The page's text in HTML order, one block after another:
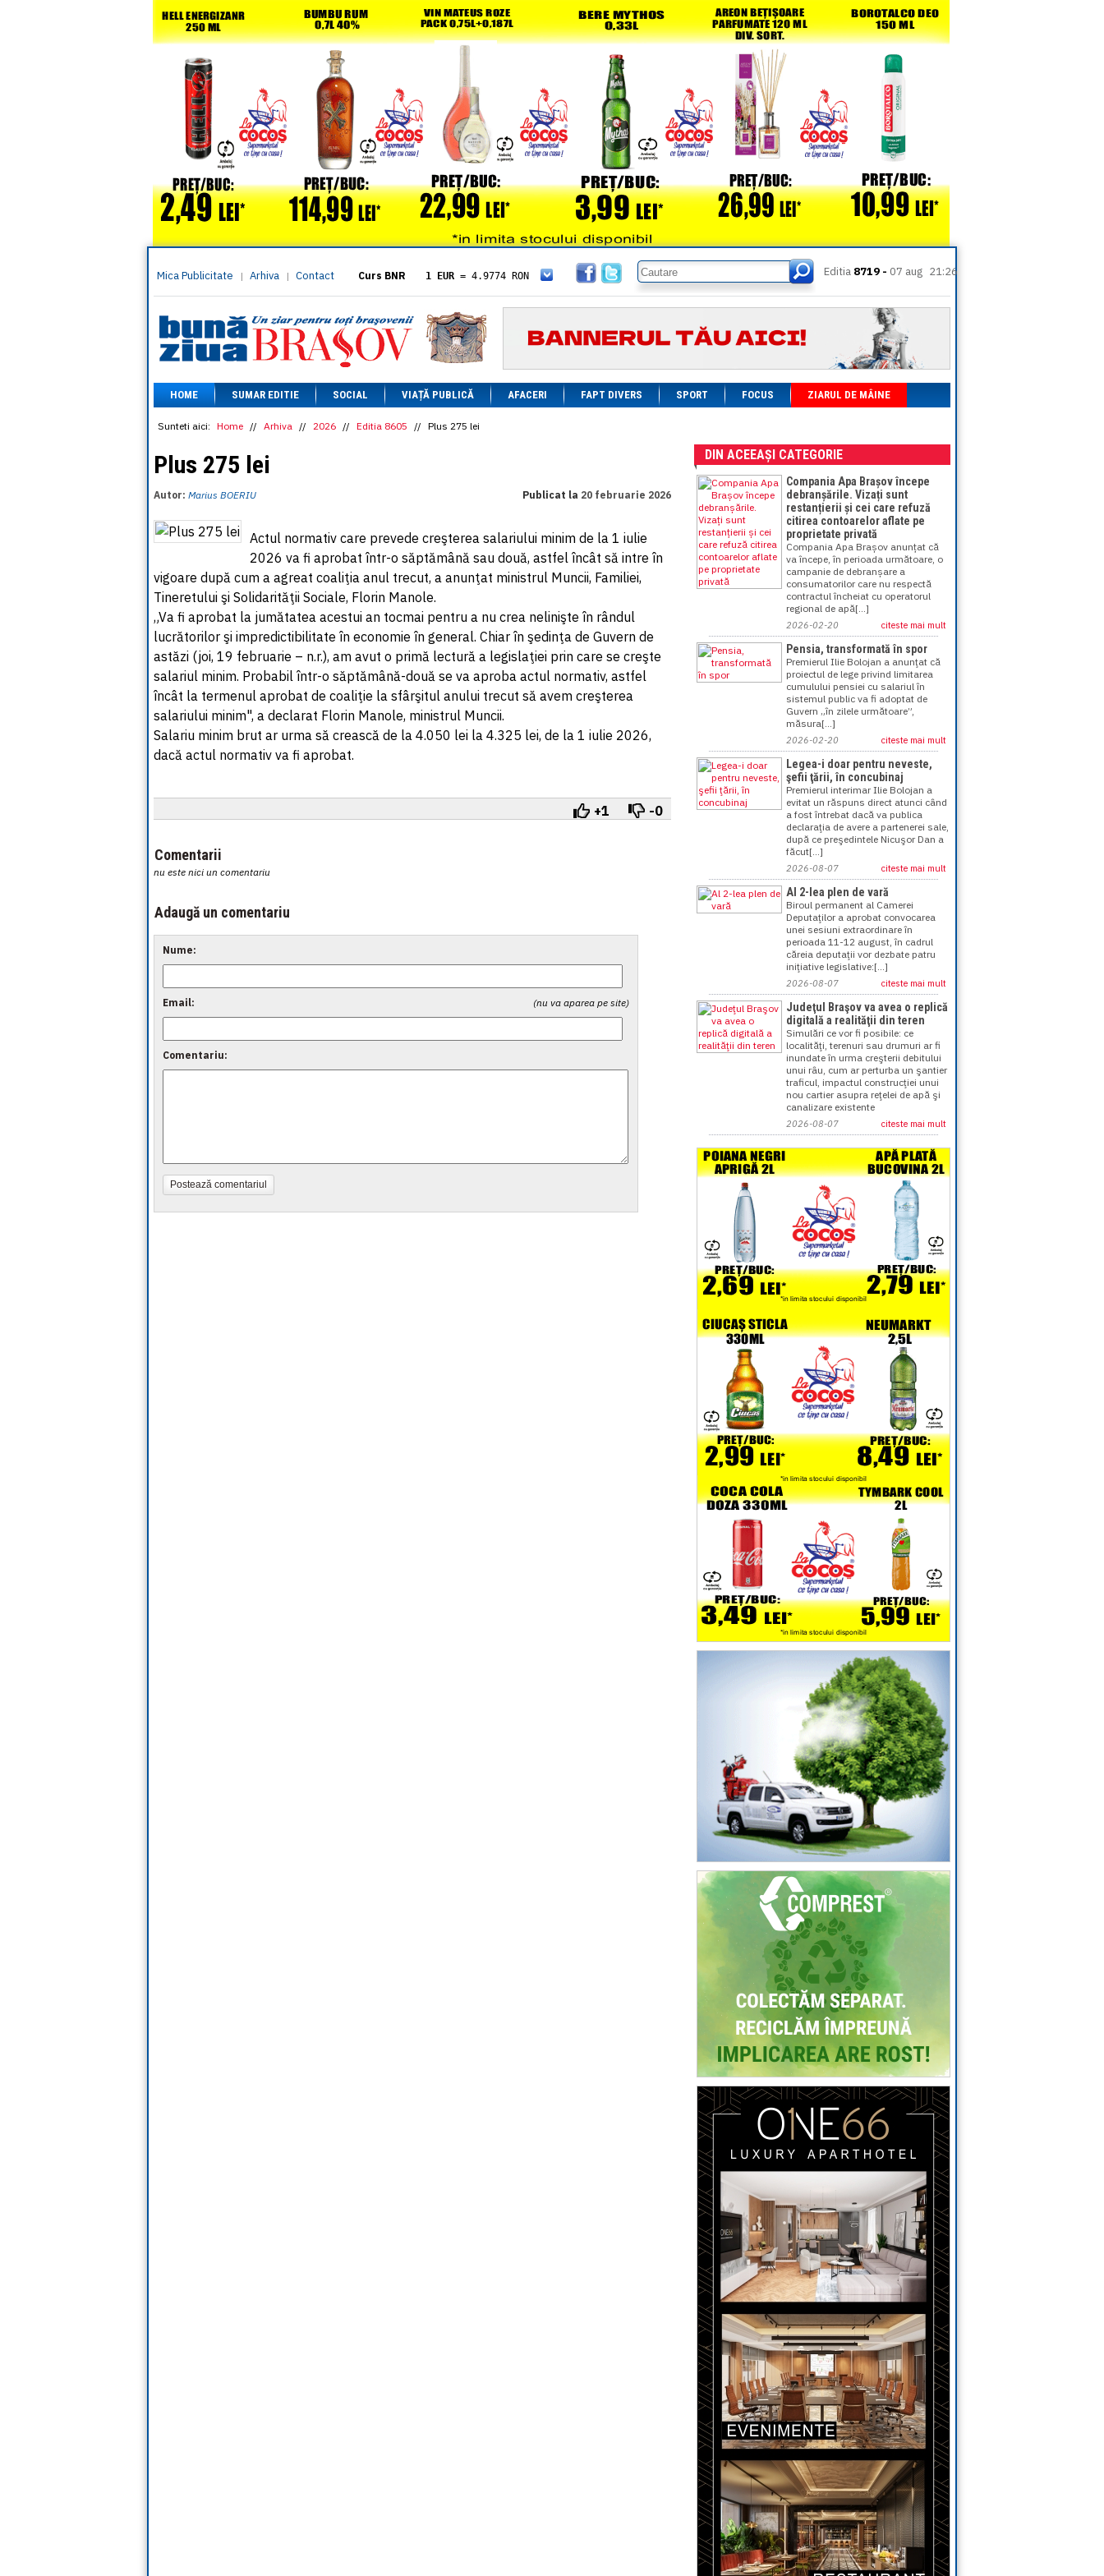
Mica Publicitate | Arhiva | Contact Curs BNR 1 EUR = 4.9774 RON
= 5.8304 RON
1 XAU= 464.4611 RON
1 AED= 1.1933 RON
1 AUD= 2.7957 RON
1 BGN= 2.5449 RON
1 CAD= 3.1559 RON
1 CHF= 5.2813 RON
1 CNY= 0.6015 RON
= 0.0513 RON
1 MDL= 0.2538 RON
1 MXN= 0.2227 RON
1 NOK
= 0.4191 RON
1 NZD
= 2.6097 RON
1 PLN
1 RSD= 0.0425 RON
1 RUB
= 0.0530 RON
1 SEK
1 TRY= 0.1141 RON
1 UAH = 0.1048 RON
1 XDR
= 5.9383 RON
Editia 8719 - 07 aug 21:26
HOME SUMAR EDITIE SOCIAL VIAȚĂ PUBLICĂ AFACERI FAPT DIVERS SPORT FOCUS ZIARUL DE MÂINE
Sunteti aici: Home // Arhiva // 2026 // Editia 8605 // Plus 275 lei
Plus 275 lei
Autor: Marius BOERIU Publicat la 20 februarie 2026
Actul normativ care prevede creşterea salariului minim de la 1 iulie
2026 va fi aprobat într-o săptămână sau două, astfel încât să intre în
vigoare după cum a agreat coaliţia anul trecut, a anunţat ministrul Muncii, Familiei,
Tineretului şi Solidarităţii Sociale, Florin Manole.
„Va fi aprobat la jumătatea acestui an tocmai pentru a nu crea nelinişte în rândul
lucrătorilor şi impredictibilitate în economie în general. Chiar în şedinţa de Guvern de
astăzi (joi, 19 februarie – n.r.), am avut o primă lectură a legislaţiei prin care se creşte
salariul minim. Probabil într-o săptămână-două se va aproba actul normativ, astfel
încât la termenul aprobat de coaliţie la sfârşitul anului trecut să avem creşterea
salariului minim", a declarat Florin Manole, ministrul Muncii.
Salariu minim brut ar urma să crească de la 4.050 lei la 4.325 lei, de la 1 iulie 2026,
dacă actul normativ va fi aprobat.
+1 -0
Comentarii
nu este nici un comentariu
Adaugă un comentariu
Nume:
(nu va aparea pe site)
Email:
Comentariu:
Postează comentariul
DIN ACEEAȘI CATEGORIE
Compania Apa Brașov începe
debranșările. Vizați sunt
restanțierii și cei care refuză
citirea contoarelor aflate pe
proprietate privată
Compania Apa Brașov anunțat că
va începe, în perioada următoare, o
campanie de debranșare a
consumatorilor care nu respectă
contractul încheiat cu operatorul
regional de apă[...]
2026-02-20 citeste mai mult
Pensia, transformată în spor
Premierul Ilie Bolojan a anunţat că
proiectul de lege privind limitarea
cumulului pensiei cu salariul în
sistemul public va fi adoptat de
Guvern „în zilele următoare”,
măsura[...]
2026-02-20 citeste mai mult
Legea-i doar pentru neveste,
şefii ţării, în concubinaj
Premierul interimar Ilie Bolojan a
evitat un răspuns direct atunci când
a fost întrebat dacă va publica
declaraţia de avere a partenerei sale,
după ce preşedintele Nicuşor Dan a
făcut[...]
2026-08-07 citeste mai mult
Al 2-lea plen de vară
Biroul permanent al Camerei
Deputaţilor a aprobat convocarea
unei sesiuni extraordinare în
perioada 11-12 august, în cadrul
căreia deputaţii vor dezbate patru
iniţiative legislative:[...]
2026-08-07 citeste mai mult
Judeţul Braşov va avea o replică
digitală a realităţii din teren
Simulări ce vor fi posibile: ce
localităţi, terenuri sau drumuri ar fi
inundate în urma creşterii debitului
unui râu, cum ar perturba un şantier
traficul, impactul construcţiei unui
nou cartier asupra reţelei de apă şi
canalizare existente
2026-08-07 citeste mai mult